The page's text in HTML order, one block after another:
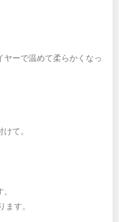
ーで温めて柔らかくなっ
て。
す。